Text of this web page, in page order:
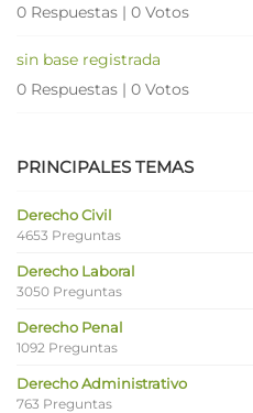
0 Respuestas | 0 Votos
sin base registrada
0 Respuestas | 0 Votos
PRINCIPALES TEMAS
Derecho Civil
4653 Preguntas
Derecho Laboral
3050 Preguntas
Derecho Penal
1092 Preguntas
Derecho Administrativo
763 Preguntas